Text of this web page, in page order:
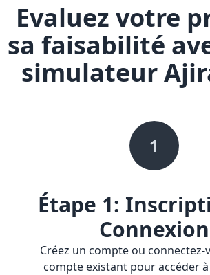
Evaluez votre
sa faisabilité
simulateur
1
Étape 1:
Connexion
Créez un compte ou connectez-
compte existant pour accéder